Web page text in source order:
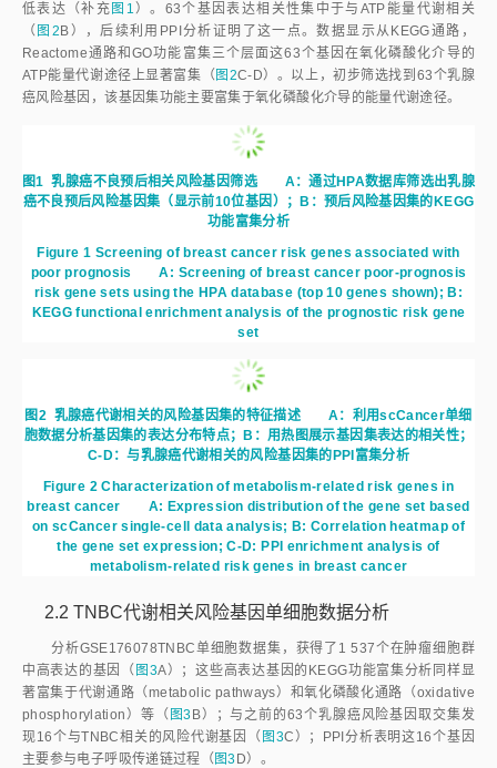
低表达（补充图1 ）。63个基因表达相关性集中于与ATP能量代谢相关
（ 图2 B），后续利用PPI分析证明了这一点。数据显示从KEGG通路，
Reactome通路和GO功能富集三个层面这63个基因在氧化磷酸化介导的
ATP能量代谢途径上显著富集（图2C-D）。以上，初步筛选找到63个乳腺
癌风险基因，该基因集功能主要富集于氧化磷酸化介导的能量代谢途径。
图1 乳腺癌不良预后相关风险基因筛选 A：通过HPA数据库筛选出乳腺
癌不良预后风险基因集（显示前10位基因）；B：预后风险基因集的KEGG
功能富集分析
Figure 1 Screening of breast cancer risk genes associated with
poor prognosisA: Screening of breast cancer poor-prognosis
risk gene sets using the HPA database (top 10 genes shown); B:
KEGG functional enrichment analysis of the prognostic risk gene
set
图2 乳腺癌代谢相关的风险基因集的特征描述 A：利用scCancer单细
胞数据分析基因集的表达分布特点；B：用热图展示基因集表达的相关性；
C-D：与乳腺癌代谢相关的风险基因集的PPI富集分析
Figure 2 Characterization of metabolism-related risk genes in
breast cancer A: Expression distribution of the gene set based
on scCancer single-cell data analysis; B: Correlation heatmap of
the gene set expression; C-D: PPI enrichment analysis of
metabolism-related risk genes in breast cancer
2.2 TNBC代谢相关风险基因单细胞数据分析
分析GSE176078TNBC单细胞数据集，获得了1 537个在肿瘤细胞群
中高表达的基因（ 图3A）；这些高表达基因的KEGG功能富集分析同样显
著富集于代谢通路（metabolic pathways）和氧化磷酸化通路（oxidative
phosphorylation）等（ 图3 B）；与之前的63个乳腺癌风险基因取交集发
现16个与TNBC相关的风险代谢基因（ 图3C）；PPI分析表明这16个基因
主要参与电子呼吸传递链过程（图3 D）。